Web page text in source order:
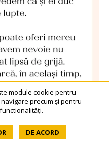
module cookie pentru
precum și pentru
DE ACORD